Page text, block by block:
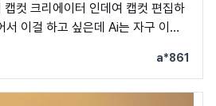
리에이터 인데여 캡컷 편집하
고 싶은데 Ai는 자구 이상
ㅂ ㅠ
a*861